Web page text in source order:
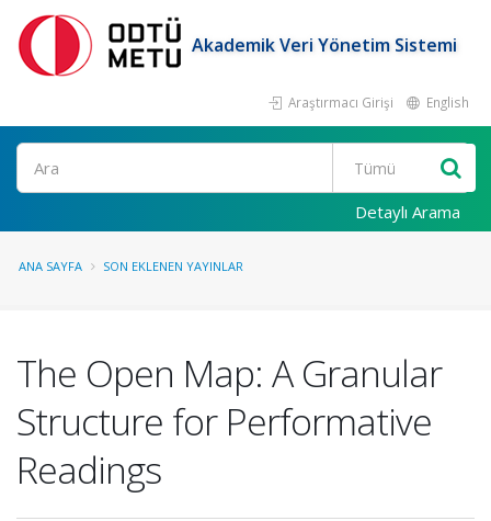
Akademik Veri Yönetim Sistemi
Araştırmacı Girişi English
Ara
Detaylı Arama
ANA SAYFA SON EKLENEN YAYINLAR
The Open Map: A Granular
Structure for Performative
Readings